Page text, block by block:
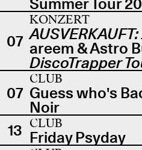
Summer Tour
07
KONZERT
AUSVERKAUFT:
areem & Astro
DiscoTrapper
07
CLUB
Guess who's
Noir
13 CLUB
Friday Psyday